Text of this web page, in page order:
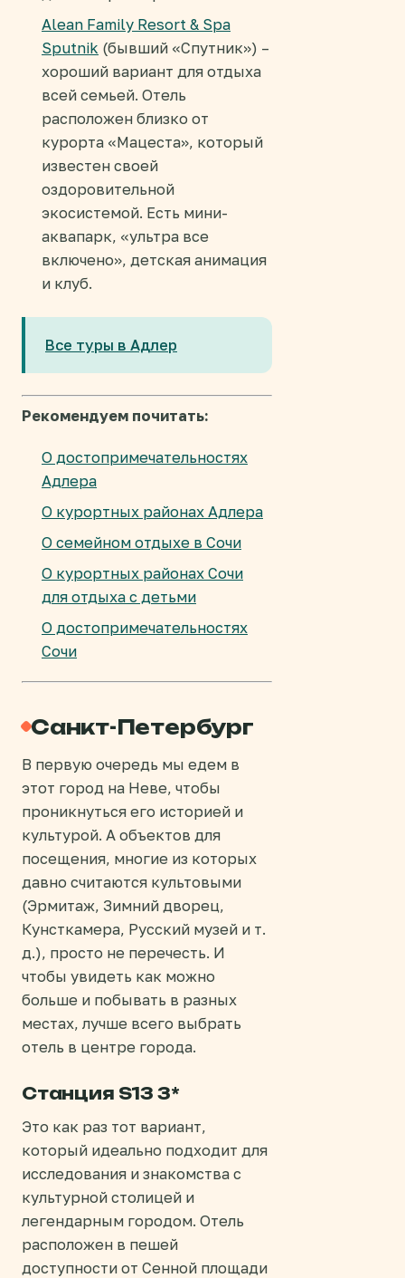
Alean Family Resort & Spa
Sputnik (бывший «Спутник») –
хороший вариант для отдыха
всей семьей. Отель
расположен близко от
курорта «Мацеста», который
известен своей
оздоровительной
экосистемой. Есть мини-
аквапарк, «ультра все
включено», детская анимация
и клуб.
Все туры в Адлер
Рекомендуем почитать:
О достопримечательностях
Адлера
О курортных районах Адлера
О семейном отдыхе в Сочи
О курортных районах Сочи
для отдыха с детьми
О достопримечательностях
Сочи
Санкт-Петербург
В первую очередь мы едем в
этот город на Неве, чтобы
проникнуться его историей и
культурой. А объектов для
посещения, многие из которых
давно считаются культовыми
(Эрмитаж, Зимний дворец,
Кунсткамера, Русский музей и т.
д.), просто не перечесть. И
чтобы увидеть как можно
больше и побывать в разных
местах, лучше всего выбрать
отель в центре города.
Станция S13 3*
Это как раз тот вариант,
который идеально подходит для
исследования и знакомства с
культурной столицей и
легендарным городом. Отель
расположен в пешей
доступности от Сенной площади